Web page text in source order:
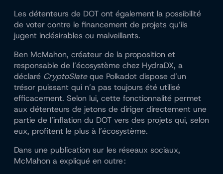
Les détenteurs de DOT ont également la possibilité
de voter contre le financement de projets qu’ils
jugent indésirables ou malveillants.
Ben McMahon, créateur de la proposition et
responsable de l’écosystème chez HydraDX, a
déclaré CryptoSlateque Polkadot dispose d’un
trésor puissant qui n’a pas toujours été utilisé
efficacement. Selon lui, cette fonctionnalité permet
aux détenteurs de jetons de diriger directement une
partie de l’inflation du DOT vers des projets qui, selon
eux, profitent le plus à l’écosystème.
Dans une publication sur les réseaux sociaux,
McMahon a expliqué en outre :